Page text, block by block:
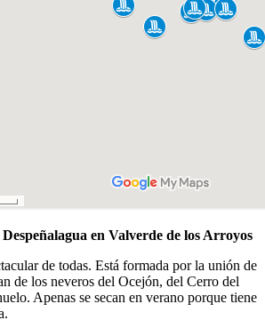
en Valverde de los Arroyos
de todas. Está formada por la unión de
de los neveros del Ocejón, del Cerro del
Apenas se secan en verano porque tiene